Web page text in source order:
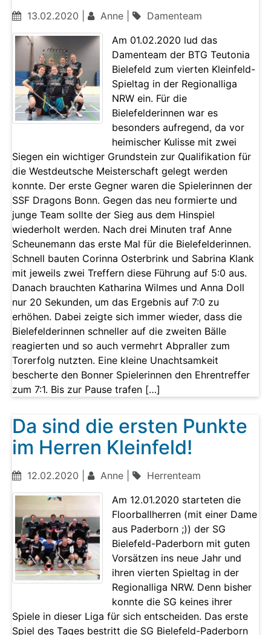
13.02.2020 | Anne |
Damenteam
Am 01.02.2020 lud das
Damenteam der BTG Teutonia
Bielefeld zum vierten Kleinfeld-
Spieltag in der Regionalliga
NRW ein. Für die
Bielefelderinnen war es
besonders aufregend, da vor
heimischer Kulisse mit zwei
Siegen ein wichtiger Grundstein zur Qualifikation für
die Westdeutsche Meisterschaft gelegt werden
konnte. Der erste Gegner waren die Spielerinnen der
SSF Dragons Bonn. Gegen das neu formierte und
junge Team sollte der Sieg aus dem Hinspiel
wiederholt werden. Nach drei Minuten traf Anne
Scheunemann das erste Mal für die Bielefelderinnen.
Schnell bauten Corinna Osterbrink und Sabrina Klank
mit jeweils zwei Treffern diese Führung auf 5:0 aus.
Danach brauchten Katharina Wilmes und Anna Doll
nur 20 Sekunden, um das Ergebnis auf 7:0 zu
erhöhen. Dabei zeigte sich immer wieder, dass die
Bielefelderinnen schneller auf die zweiten Bälle
reagierten und so auch vermehrt Abpraller zum
Torerfolg nutzten. Eine kleine Unachtsamkeit
bescherte den Bonner Spielerinnen den Ehrentreffer
zum 7:1. Bis zur Pause trafen […]
Da sind die ersten Punkte
im Herren Kleinfeld!
12.02.2020 | Anne |
Herrenteam
Am 12.01.2020 starteten die
Floorballherren (mit einer Dame
aus Paderborn ;)) der SG
Bielefeld-Paderborn mit guten
Vorsätzen ins neue Jahr und
ihren vierten Spieltag in der
Regionalliga NRW. Denn bisher
konnte die SG keines ihrer
Spiele in dieser Liga für sich entscheiden. Das erste
Spiel des Tages bestritt die SG Bielefeld-Paderborn